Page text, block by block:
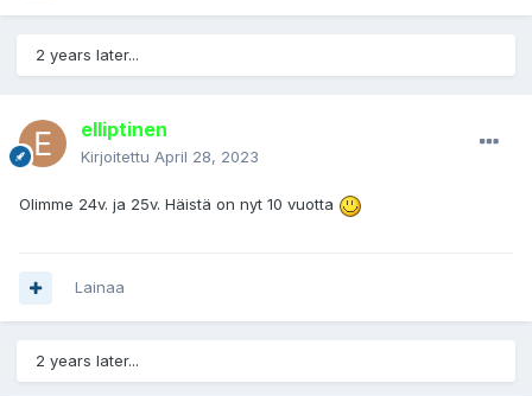
2 years later...
elliptinen
Kirjoitettu April 28, 2023
Olimme 24v. ja 25v. Häistä on nyt 10 vuotta
Lainaa
2 years later...